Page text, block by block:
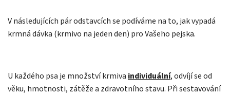
V následujících pár odstavcích se podíváme na to, jak vypadá
krmná dávka (krmivo na jeden den) pro Vašeho pejska.
U každého psa je množství krmiva individuální, odvíjí se od
věku, hmotnosti, zátěže a zdravotního stavu. Při sestavování